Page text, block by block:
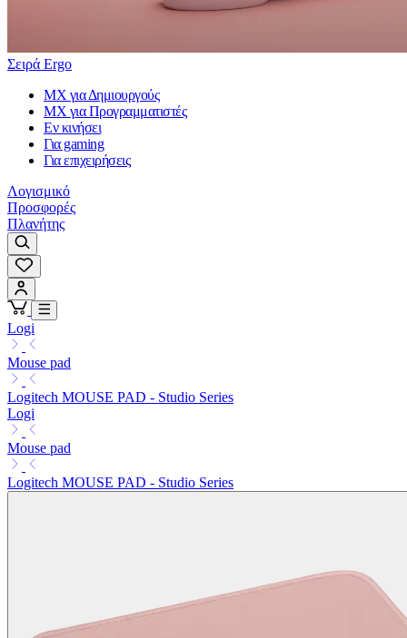
Σειρά Ergo
MX για Δημιουργούς
MX για Προγραμματιστές
Εν κινήσει
Για gaming
Για επιχειρήσεις
Λογισμικό
Προσφορές
Πλανήτης
Logi
Mouse pad
Logitech MOUSE PAD - Studio Series
Logi
Mouse pad
Logitech MOUSE PAD - Studio Series